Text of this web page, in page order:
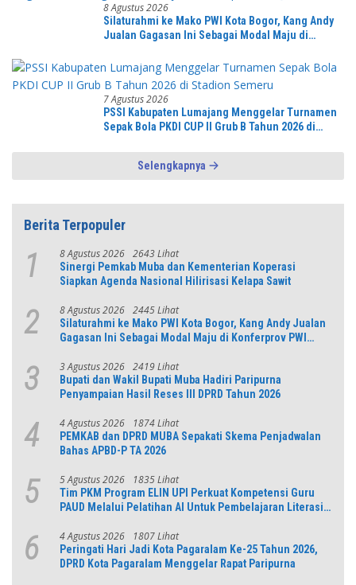
8 Agustus 2026
Silaturahmi ke Mako PWI Kota Bogor, Kang Andy
Jualan Gagasan Ini Sebagai Modal Maju di
7 Agustus 2026
PSSI Kabupaten Lumajang Menggelar Turnamen
Sepak Bola PKDI CUP II Grub B Tahun 2026 di
Selengkapnya
Berita Terpopuler
1 8 Agustus 2026 2643 Lihat
Sinergi Pemkab Muba dan Kementerian Koperasi
Siapkan Agenda Nasional Hilirisasi Kelapa Sawit
2 8 Agustus 2026 2445 Lihat
Silaturahmi ke Mako PWI Kota Bogor, Kang Andy Jualan
Gagasan Ini Sebagai Modal Maju di Konferprov PWI
3 3 Agustus 2026 2419 Lihat
Bupati dan Wakil Bupati Muba Hadiri Paripurna
Penyampaian Hasil Reses III DPRD Tahun 2026
4 4 Agustus 2026 1874 Lihat
PEMKAB dan DPRD MUBA Sepakati Skema Penjadwalan
Bahas APBD-P TA 2026
5 5 Agustus 2026 1835 Lihat
Tim PKM Program ELIN UPI Perkuat Kompetensi Guru
PAUD Melalui Pelatihan AI Untuk Pembelajaran Literasi
6 4 Agustus 2026 1807 Lihat
Peringati Hari Jadi Kota Pagaralam Ke-25 Tahun 2026,
DPRD Kota Pagaralam Menggelar Rapat Paripurna